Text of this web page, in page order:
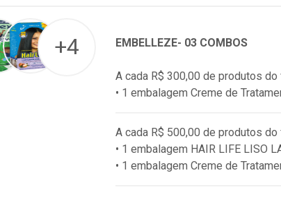
+4 EMBELLEZE- 03 COMBOS
A cada R$ 300,00 de produtos
• 1 embalagem Creme de
A cada R$ 500,00 de produtos
• 1 embalagem HAIR LIFE LISO
• 1 embalagem Creme de